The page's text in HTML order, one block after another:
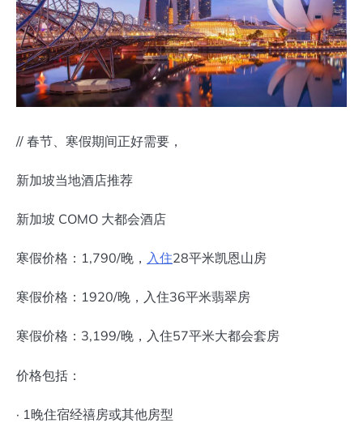
// 春节、寒假期间正好需要，
新加坡当地酒店推荐
新加坡 COMO 大都会酒店
寒假价格：1,790/晚， 入住28平米凯恩山房
寒假价格：1920/晚，入住36平米翡翠房
寒假价格：3,199/晚，入住57平米大都会套房
价格包括：
· 1晚住宿经禧房或其他房型